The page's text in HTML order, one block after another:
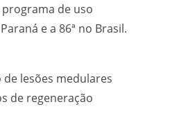
de uso
e a 86ª no Brasil.
lesões medulares
de regeneração